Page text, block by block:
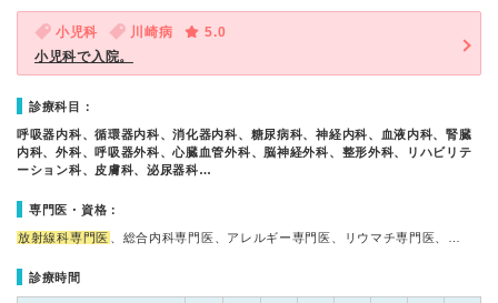
小児科 川崎病
5.0
小児科で入院。
診療科目：
呼吸器内科、循環器内科、消化器内科、糖尿病科、神経内科、血液内科、腎臓
内科、外科、呼吸器外科、心臓血管外科、脳神経外科、整形外科、リハビリテ
ーション科、皮膚科、泌尿器科…
専門医・資格：
放射線科専門医 、総合内科専門医、アレルギー専門医、リウマチ専門医、…
診療時間